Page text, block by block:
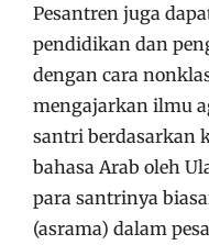
Pesantren juga
pendidikan dan
dengan cara
mengajarkan ilmu
santri berdasarkan
bahasa Arab oleh
para santrinya
(asrama) dalam